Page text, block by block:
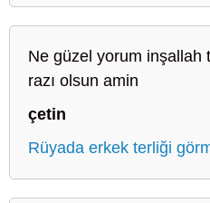
Ne güzel yorum inşallah
razı olsun amin
çetin
Rüyada erkek terliği